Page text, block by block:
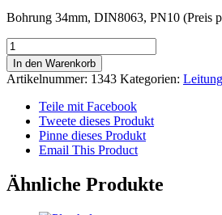
Bohrung 34mm, DIN8063, PN10 (Preis
PVC-
U
Tankdurchführung
25/32mm
Menge
In den Warenkorb
Artikelnummer: 1343 Kategorien:
Teile mit Facebook
Tweete dieses Produkt
Pinne dieses Produkt
Email This Product
Ähnliche Produkte